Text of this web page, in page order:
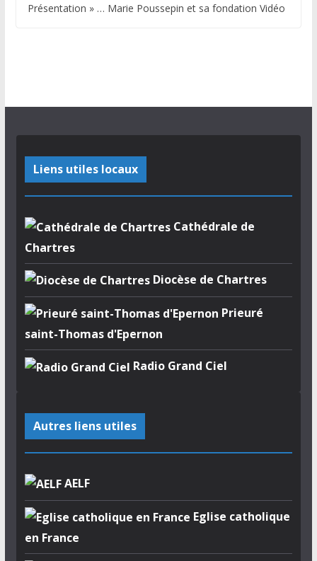
Présentation » … Marie Poussepin et sa fondation Vidéo
Liens utiles locaux
Cathédrale de
Chartres
Diocèse de Chartres
Prieuré
saint-Thomas d'Epernon
Radio Grand Ciel
Autres liens utiles
AELF
Eglise catholique
en France